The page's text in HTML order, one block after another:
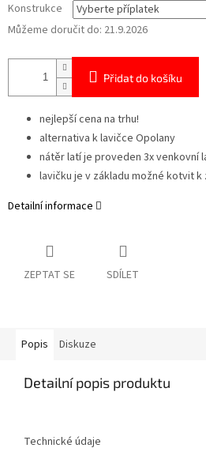
Konstrukce
Můžeme doručit do: 21.9.2026
Přidat do košíku
nejlepší cena na trhu!
alternativa k lavičce Opolany
nátěr latí je proveden 3x venkovní
lavičku je v základu možné kotvit
Detailní informace
ZEPTAT SE SDÍLET
Popis Diskuze
Detailní popis produktu
Technické údaje